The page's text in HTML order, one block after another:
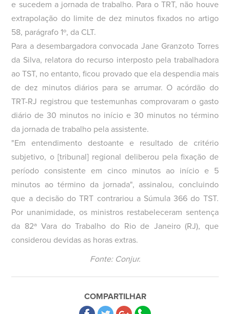
e sucedem a jornada de trabalho. Para o TRT, não houve
extrapolação do limite de dez minutos fixados no artigo
58, parágrafo 1º, da CLT.
Para a desembargadora convocada Jane Granzoto Torres
da Silva, relatora do recurso interposto pela trabalhadora
ao TST, no entanto, ficou provado que ela despendia mais
de dez minutos diários para se arrumar. O acórdão do
TRT-RJ registrou que testemunhas comprovaram o gasto
diário de 30 minutos no início e 30 minutos no término
da jornada de trabalho pela assistente.
"Em entendimento destoante e resultado de critério
subjetivo, o [tribunal] regional deliberou pela fixação de
período consistente em cinco minutos ao início e 5
minutos ao término da jornada", assinalou, concluindo
que a decisão do TRT contrariou a Súmula 366 do TST.
Por unanimidade, os ministros restabeleceram sentença
da 82ª Vara do Trabalho do Rio de Janeiro (RJ), que
considerou devidas as horas extras.
Fonte: Conjur.
COMPARTILHAR